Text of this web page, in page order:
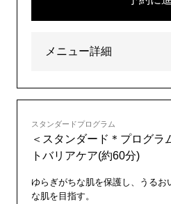
メニュー詳細
スタンダードプログラム
＜スタンダード＊プログラ
トバリアケア(約60分)
ゆらぎがちな肌を保護し、うるお
な肌を目指す。